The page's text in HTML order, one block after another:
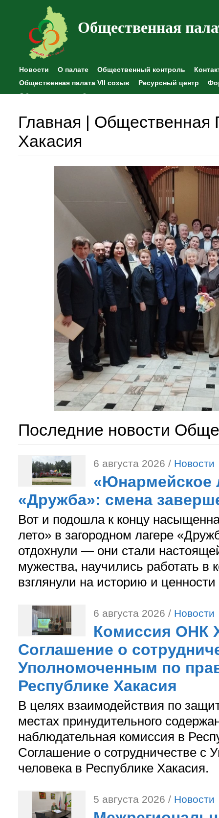
Общественная
Новости О палате Общественный контроль
Общественная палата VII созыв
Ресурсный центр
Общественные наблюдения
Главная | Общественная
Хакасия
Последние новости
6 августа 2026 / Новости
«Юнармейское
«Дружба»: смена
Вот и подошла к концу
лето» в загородном лагере
отдохнули — они стали
мужества, научились работать в
взглянули на историю и
6 августа 2026 / Новости
Комиссия ОНК
Соглашение о
Уполномоченным по
Республике Хакасия
В целях взаимодействия по
местах принудительного
наблюдательная комиссия в
Соглашение о сотрудничестве с
человека в Республике Хакасия.
5 августа 2026 / Новости